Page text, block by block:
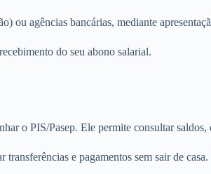
ou agências bancárias, mediante
do seu abono salarial.
o PIS/Pasep. Ele permite consultar
e pagamentos sem sair de